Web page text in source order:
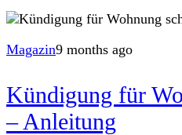
Magazin9 months ago
Kündigung für
– Anleitung